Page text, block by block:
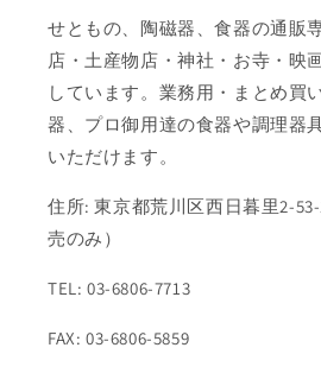
せともの、陶磁器、食器の通販
店・土産物店・神社・お寺・映
しています。業務用・まとめ買
器、プロ御用達の食器や調理器
いただけます。
住所: 東京都荒川区西日暮里2-
売のみ）
TEL: 03-6806-7713
FAX: 03-6806-5859